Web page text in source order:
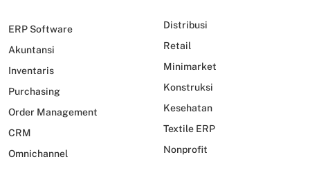
ERP Software
Akuntansi
Inventaris
Purchasing
Order Management
CRM
Omnichannel
Distribusi
Retail
Minimarket
Konstruksi
Kesehatan
Textile ERP
Nonprofit